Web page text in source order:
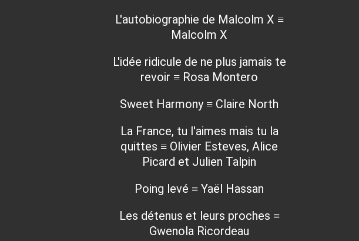
L'autobiographie de Malcolm X ≡
Malcolm X
L'idée ridicule de ne plus jamais te
revoir ≡ Rosa Montero
Sweet Harmony ≡ Claire North
La France, tu l'aimes mais tu la
quittes ≡ Olivier Esteves, Alice
Picard et Julien Talpin
Poing levé ≡ Yaël Hassan
Les détenus et leurs proches ≡
Gwenola Ricordeau